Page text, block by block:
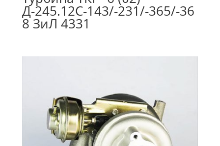
Д-245.12С-143/-231/-365/-36
8 ЗиЛ 4331